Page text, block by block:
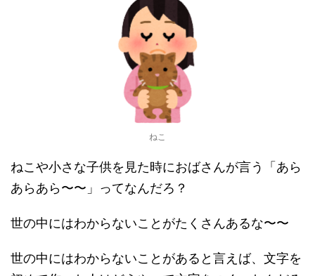
ねこ
ねこや小さな子供を見た時におばさんが言う「あら
あらあら〜〜」ってなんだろ？
世の中にはわからないことがたくさんあるな〜〜
世の中にはわからないことがあると言えば、文字を